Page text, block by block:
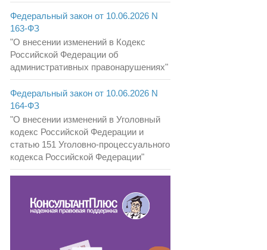
Федеральный закон от 10.06.2026 N
163-ФЗ
"О внесении изменений в Кодекс
Российской Федерации об
административных правонарушениях"
Федеральный закон от 10.06.2026 N
164-ФЗ
"О внесении изменений в Уголовный
кодекс Российской Федерации и
статью 151 Уголовно-процессуального
кодекса Российской Федерации"